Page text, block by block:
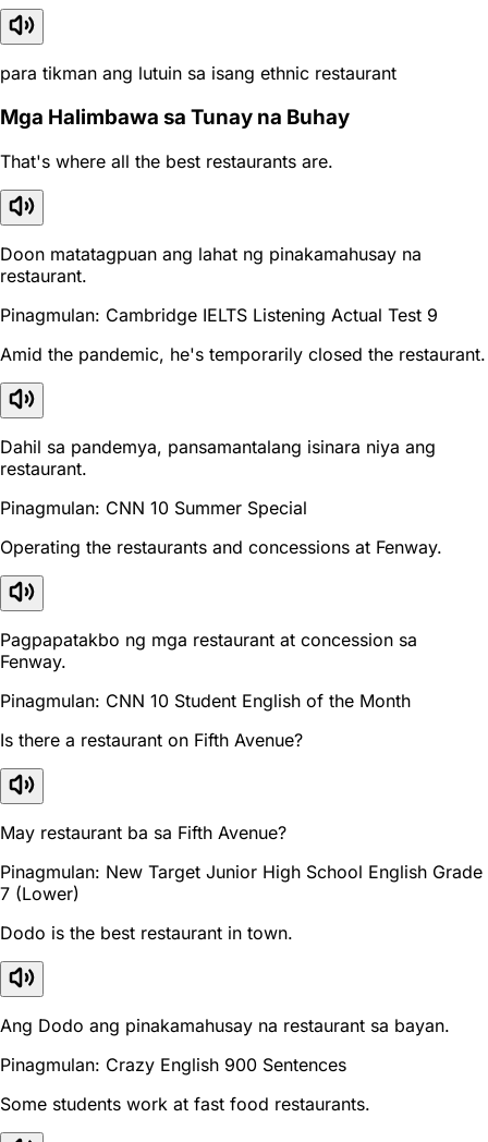
para tikman ang lutuin sa isang ethnic restaurant
Mga Halimbawa sa Tunay na Buhay
That's where all the best restaurants are.
Doon matatagpuan ang lahat ng pinakamahusay na
restaurant.
Pinagmulan: Cambridge IELTS Listening Actual Test 9
Amid the pandemic, he's temporarily closed the restaurant.
Dahil sa pandemya, pansamantalang isinara niya ang
restaurant.
Pinagmulan: CNN 10 Summer Special
Operating the restaurants and concessions at Fenway.
Pagpapatakbo ng mga restaurant at concession sa
Fenway.
Pinagmulan: CNN 10 Student English of the Month
Is there a restaurant on Fifth Avenue?
May restaurant ba sa Fifth Avenue?
Pinagmulan: New Target Junior High School English Grade
7 (Lower)
Dodo is the best restaurant in town.
Ang Dodo ang pinakamahusay na restaurant sa bayan.
Pinagmulan: Crazy English 900 Sentences
Some students work at fast food restaurants.